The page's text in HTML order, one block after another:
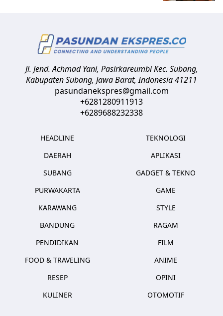
Jl. Jend. Achmad Yani, Pasirkareumbi Kec. Subang,
Kabupaten Subang, Jawa Barat,Indonesia41211
pasundanekspres@gmail.com
+6281280911913
+6289688232338
HEADLINE
DAERAH
SUBANG
PURWAKARTA
KARAWANG
BANDUNG
PENDIDIKAN
FOOD & TRAVELING
RESEP
KULINER
TEKNOLOGI
APLIKASI
GADGET & TEKNO
GAME
STYLE
RAGAM
FILM
ANIME
OPINI
OTOMOTIF